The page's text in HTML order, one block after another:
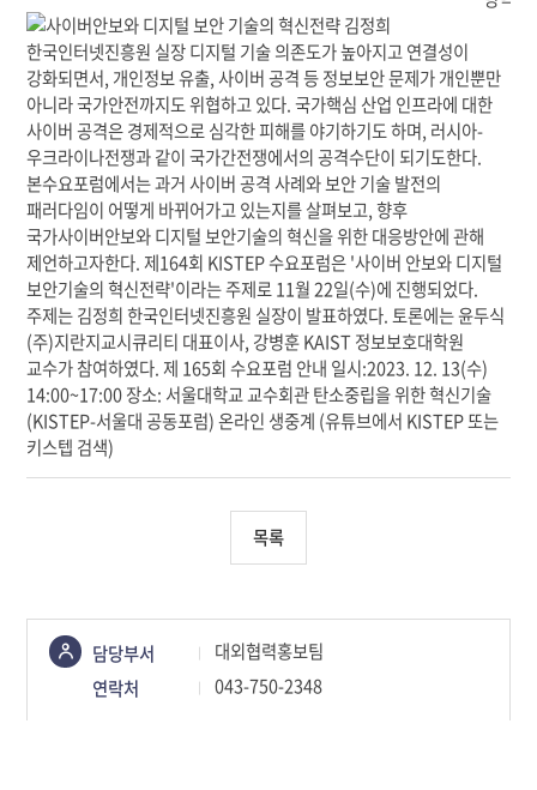
목록
콘텐츠
정보책임자
담당부서
대외협력홍보팀
연락처
043-750-2348